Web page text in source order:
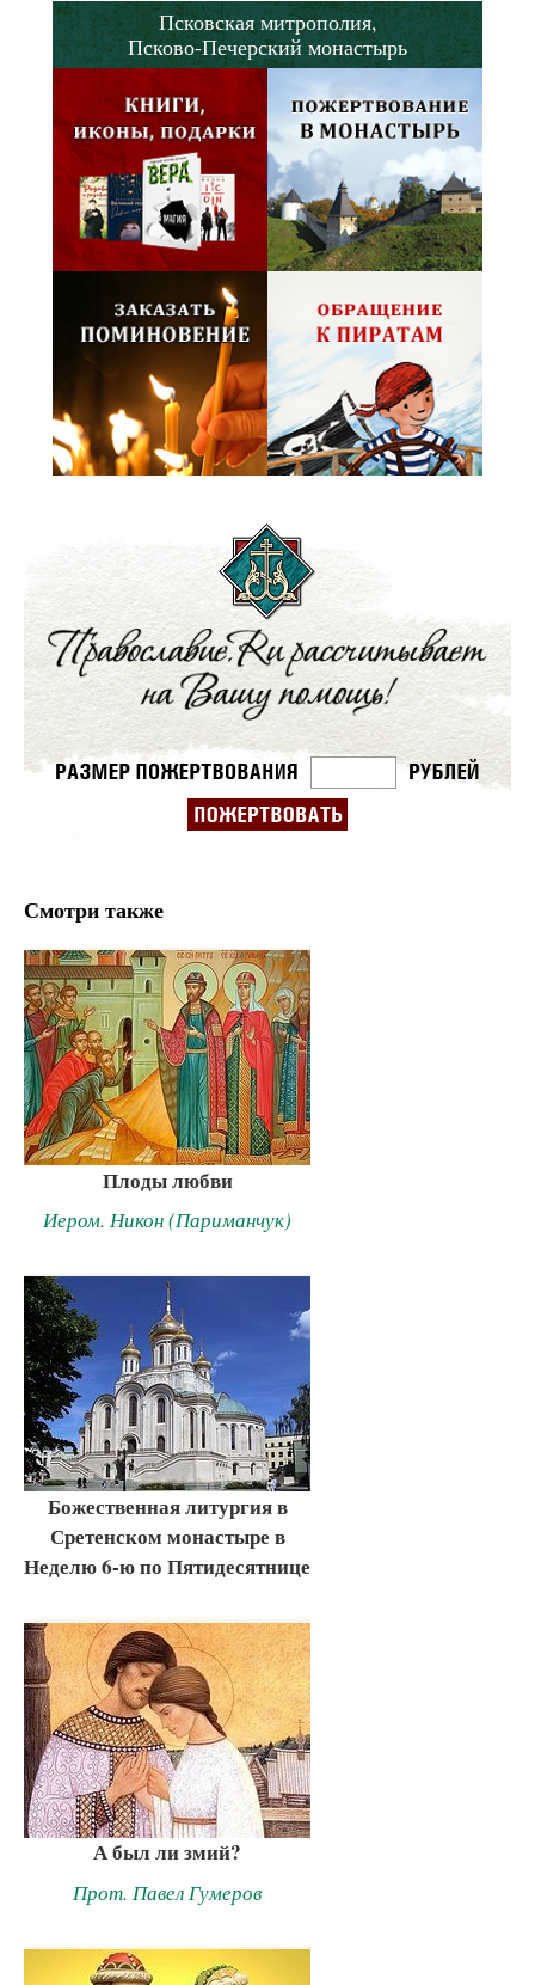
Псковская митрополия,
Псково-Печерский монастырь
Смотри также
Плоды любви
Иером. Никон (Париманчук)
Божественная литургия в
Сретенском монастыре в
Неделю 6-ю по Пятидесятнице
А был ли змий?
Прот. Павел Гумеров